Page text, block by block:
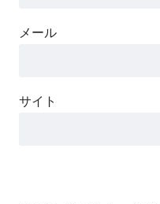
メール
サイト